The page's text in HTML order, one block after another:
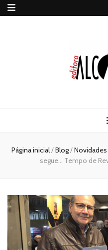
Página inicial/Blog/Novidades
segue… Tempo de